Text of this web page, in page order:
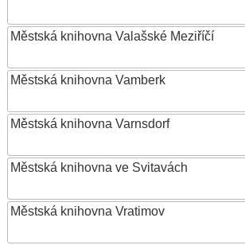
Městská knihovna Valašské Meziříčí
Městská knihovna Vamberk
Městská knihovna Varnsdorf
Městská knihovna ve Svitavách
Městská knihovna Vratimov